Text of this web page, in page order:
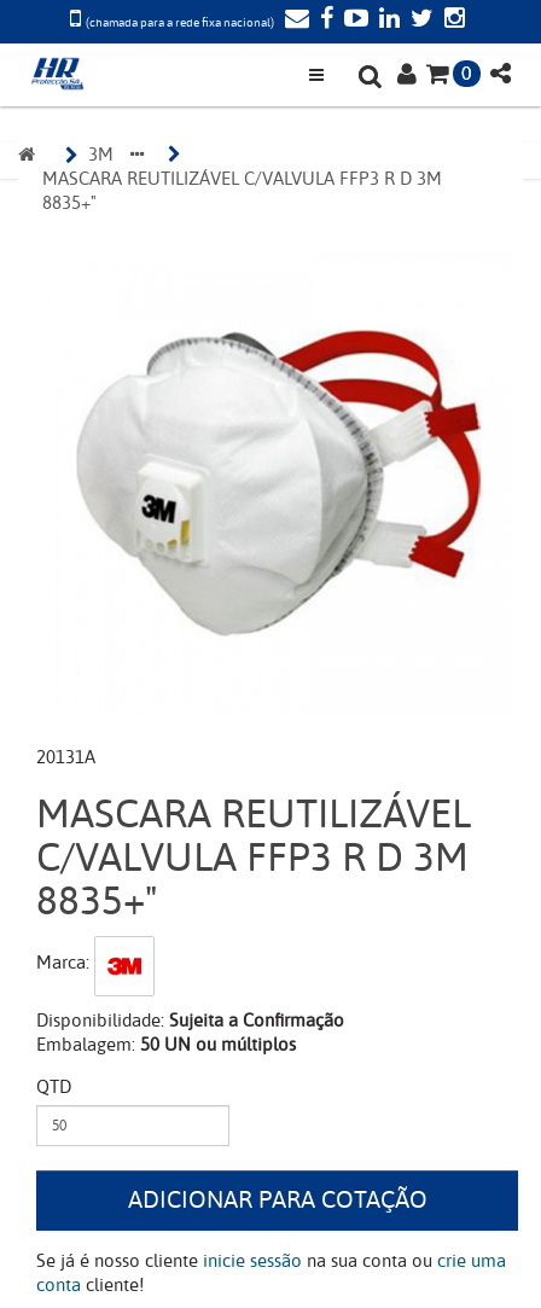
(chamada para a rede fixa nacional)
0
3M
MASCARA REUTILIZÁVEL C/VALVULA FFP3 R D 3M
8835+"
20131A
MASCARA REUTILIZÁVEL
C/VALVULA FFP3 R D 3M
8835+"
Marca:
Disponibilidade:Sujeita a Confirmação
Embalagem:50 UN ou múltiplos
QTD
ADICIONAR PARA COTAÇÃO
Se já é nosso cliente inicie sessão na sua conta oucrie uma
conta cliente!